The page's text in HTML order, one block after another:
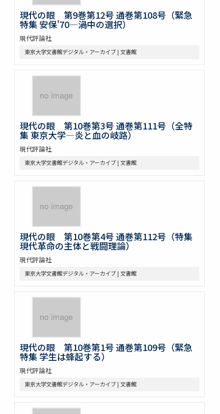
現代の眼 第9巻第12号 通巻第108号（緊急
特集 安保'70―渦中の選択）
現代評論社
東京大学文書館デジタル・アーカイブ | 文書館
現代の眼 第10巻第3号 通巻第111号（全特
集 東京大学―炎と血の岐路）
現代評論社
東京大学文書館デジタル・アーカイブ | 文書館
現代の眼 第10巻第4号 通巻第112号（特集
現代革命の主体と戦闘理論）
現代評論社
東京大学文書館デジタル・アーカイブ | 文書館
現代の眼 第10巻第1号 通巻第109号（緊急
特集 学生は蜂起する）
現代評論社
東京大学文書館デジタル・アーカイブ | 文書館